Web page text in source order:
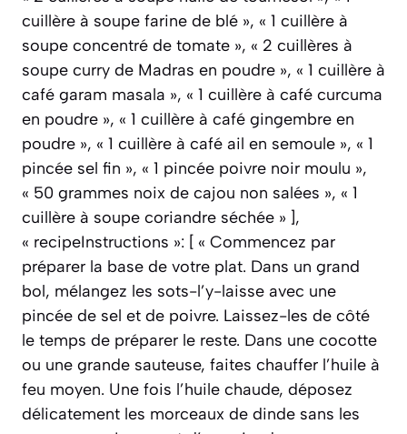
cuillère à soupe farine de blé », « 1 cuillère à
soupe concentré de tomate », « 2 cuillères à
soupe curry de Madras en poudre », « 1 cuillère à
café garam masala », « 1 cuillère à café curcuma
en poudre », « 1 cuillère à café gingembre en
poudre », « 1 cuillère à café ail en semoule », « 1
pincée sel fin », « 1 pincée poivre noir moulu »,
« 50 grammes noix de cajou non salées », « 1
cuillère à soupe coriandre séchée » ],
« recipeInstructions »: [ « Commencez par
préparer la base de votre plat. Dans un grand
bol, mélangez les sots-l’y-laisse avec une
pincée de sel et de poivre. Laissez-les de côté
le temps de préparer le reste. Dans une cocotte
ou une grande sauteuse, faites chauffer l’huile à
feu moyen. Une fois l’huile chaude, déposez
délicatement les morceaux de dinde sans les